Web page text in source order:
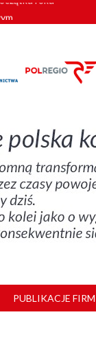
na tory w 2029 roku
roku
PUBLIKACJE FIRM